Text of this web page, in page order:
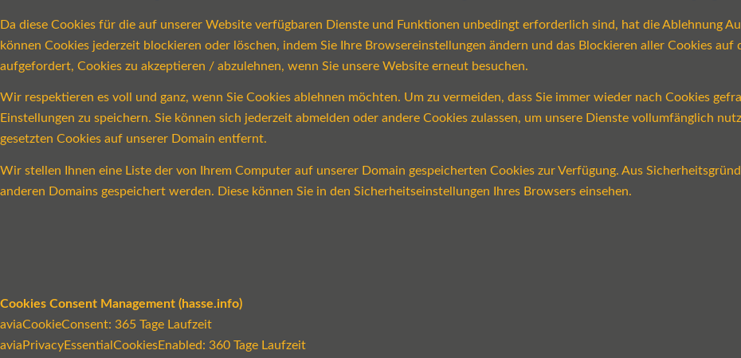
Da diese Cookies für die auf unserer Website verfügbaren Dienste und Funktionen unbedingt erforderlich sind, hat die Ablehnung
können Cookies jederzeit blockieren oder löschen, indem Sie Ihre Browsereinstellungen ändern und das Blockieren aller Cookies
aufgefordert, Cookies zu akzeptieren / abzulehnen, wenn Sie unsere Website erneut besuchen.
Wir respektieren es voll und ganz, wenn Sie Cookies ablehnen möchten. Um zu vermeiden, dass Sie immer wieder nach Cookies
Einstellungen zu speichern. Sie können sich jederzeit abmelden oder andere Cookies zulassen, um unsere Dienste vollumfänglich
gesetzten Cookies auf unserer Domain entfernt.
Wir stellen Ihnen eine Liste der von Ihrem Computer auf unserer Domain gespeicherten Cookies zur Verfügung. Aus
anderen Domains gespeichert werden. Diese können Sie in den Sicherheitseinstellungen Ihres Browsers einsehen.
Cookies Consent Management (hasse.info)
aviaCookieConsent: 365 Tage Laufzeit
aviaPrivacyEssentialCookiesEnabled: 360 Tage Laufzeit